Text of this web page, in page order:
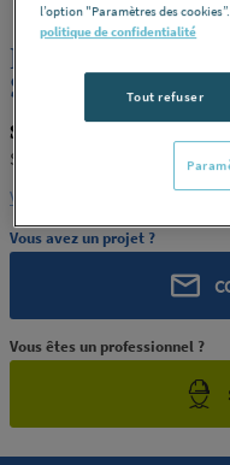
PROFIL
SKYLUX
SKYLUX PRODUIT-
SKYLUX [PRODUIT-16467]
Voir la description
Vous avez un projet ?
Vous êtes un professionnel ?
l’option "Paramètres des cookies”.
politique de confidentialité
Tout refuser